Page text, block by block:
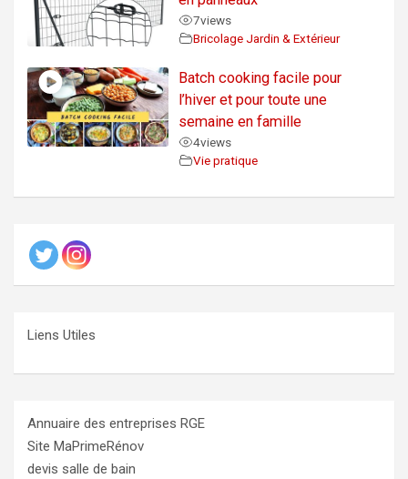
7views
Bricolage Jardin & Extérieur
Batch cooking facile pour
l’hiver et pour toute une
semaine en famille
4views
Vie pratique
Liens Utiles
Annuaire des entreprises RGE
Site MaPrimeRénov
devis salle de bain